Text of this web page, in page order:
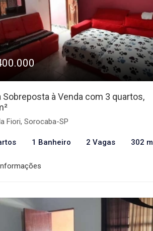
Sobreposta à Venda com 3 quartos,
Fiori, Sorocaba-SP
1 Banheiro 2 Vagas 302